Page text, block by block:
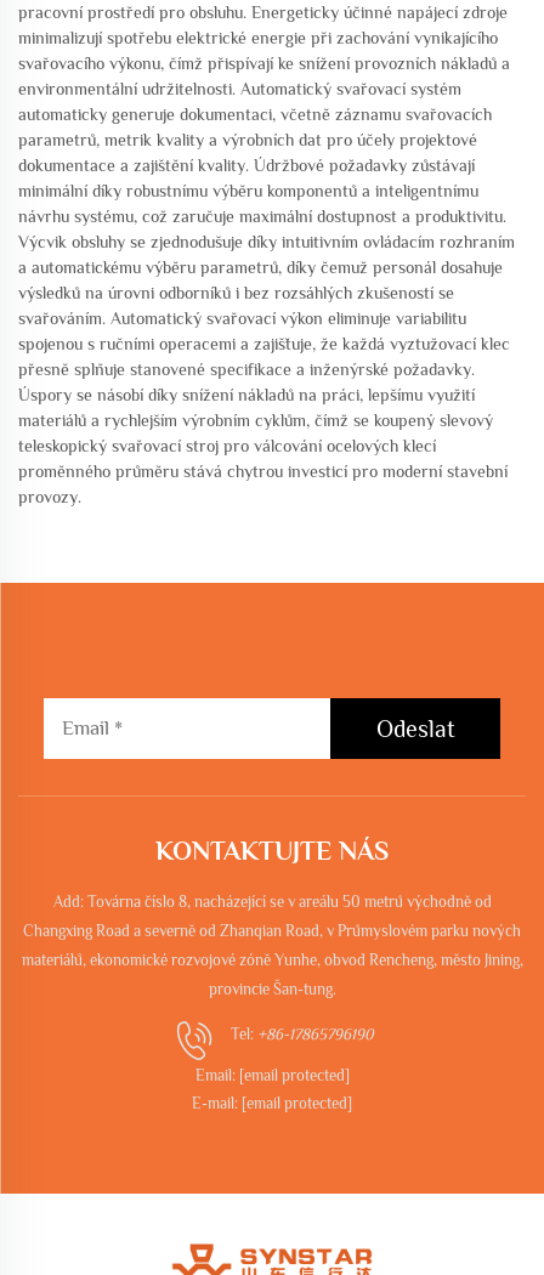
pracovní prostředí pro obsluhu. Energeticky účinné napájecí zdroje
minimalizují spotřebu elektrické energie při zachování vynikajícího
svařovacího výkonu, čímž přispívají ke snížení provozních nákladů a
environmentální udržitelnosti. Automatický svařovací systém
automaticky generuje dokumentaci, včetně záznamu svařovacích
parametrů, metrik kvality a výrobních dat pro účely projektové
dokumentace a zajištění kvality. Údržbové požadavky zůstávají
minimální díky robustnímu výběru komponentů a inteligentnímu
návrhu systému, což zaručuje maximální dostupnost a produktivitu.
Výcvik obsluhy se zjednodušuje díky intuitivním ovládacím rozhraním
a automatickému výběru parametrů, díky čemuž personál dosahuje
výsledků na úrovni odborníků i bez rozsáhlých zkušeností se
svařováním. Automatický svařovací výkon eliminuje variabilitu
spojenou s ručními operacemi a zajišťuje, že každá vyztužovací klec
přesně splňuje stanovené specifikace a inženýrské požadavky.
Úspory se násobí díky snížení nákladů na práci, lepšímu využití
materiálů a rychlejším výrobním cyklům, čímž se koupený slevový
teleskopický svařovací stroj pro válcování ocelových klecí
proměnného průměru stává chytrou investicí pro moderní stavební
provozy.
Odeslat
KONTAKTUJTE NÁS
Add: Továrna číslo 8, nacházející se v areálu 50 metrů východně od
Changxing Road a severně od Zhanqian Road, v Průmyslovém parku nových
materiálů, ekonomické rozvojové zóně Yunhe, obvod Rencheng, město Jining,
provincie Šan-tung.
Tel: +86-17865796190
Email: [email protected]
E-mail: [email protected]